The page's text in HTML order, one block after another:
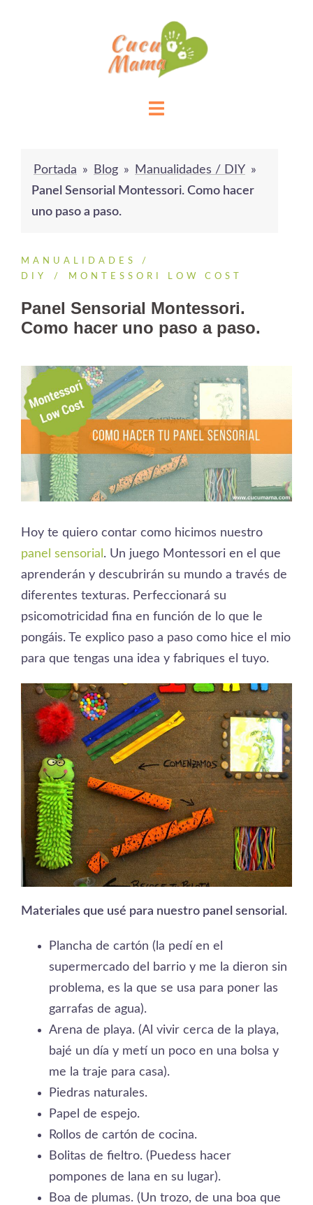
Portada » Blog » Manualidades / DIY »
Panel Sensorial Montessori. Como hacer
uno paso a paso.
MANUALIDADES /
DIY
MONTESSORI LOW COST
Panel Sensorial Montessori.
Como hacer uno paso a paso.
Hoy te quiero contar como hicimos nuestro
panel sensorial . Un juego Montessori en el que
aprenderán y descubrirán su mundo a través de
diferentes texturas. Perfeccionará su
psicomotricidad fina en función de lo que le
pongáis. Te explico paso a paso como hice el mio
para que tengas una idea y fabriques el tuyo.
Materiales que usé para nuestro panel sensorial.
Plancha de cartón (la pedí­ en el
supermercado del barrio y me la dieron sin
problema, es la que se usa para poner las
garrafas de agua).
Arena de playa. (Al vivir cerca de la playa,
bajé un dí­a y metí­ un poco en una bolsa y
me la traje para casa).
Piedras naturales.
Papel de espejo.
Rollos de cartón de cocina.
Bolitas de fieltro. (Puedess hacer
pompones de lana en su lugar).
Boa de plumas. (Un trozo, de una boa que